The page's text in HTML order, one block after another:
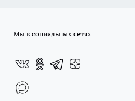
Мы в социальных сетях